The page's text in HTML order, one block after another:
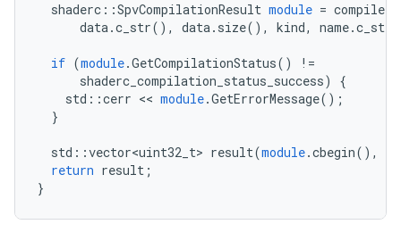
shaderc ::SpvCompilationResult module = compiler
data.c_str(), data. size(), kind, name.c_str
if (module.GetCompilationStatus()
!=
shaderc_compilation_status_success)
{
std ::cerr << module.GetErrorMessage();
}
std ::vector<uint32_t> result(module.cbegin(),
return result ;
}